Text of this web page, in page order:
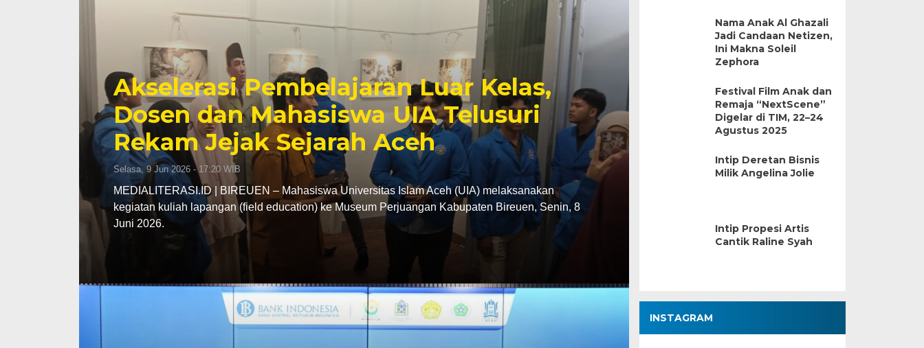
Akselerasi Pembelajaran Luar Kelas,
Dosen dan Mahasiswa UIA Telusuri
Rekam Jejak Sejarah Aceh
Selasa, 9 Jun 2026 - 17:20 WIB
MEDIALITERASI.ID | BIREUEN – Mahasiswa Universitas Islam Aceh (UIA) melaksanakan
kegiatan kuliah lapangan (field education) ke Museum Perjuangan Kabupaten Bireuen, Senin, 8
Juni 2026.
Nama Anak Al Ghazali
Jadi Candaan Netizen,
Ini Makna Soleil
Zephora
Festival Film Anak dan
Remaja “NextScene”
Digelar di TIM, 22–24
Agustus 2025
Intip Deretan Bisnis
Milik Angelina Jolie
Intip Propesi Artis
Cantik Raline Syah
INSTAGRAM